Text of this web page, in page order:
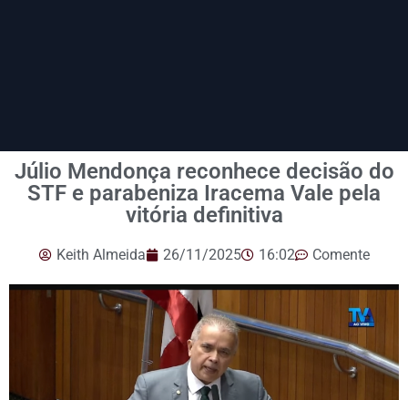
Júlio Mendonça reconhece decisão do
STF e parabeniza Iracema Vale pela
vitória definitiva
Keith Almeida 26/11/2025 16:02 Comente